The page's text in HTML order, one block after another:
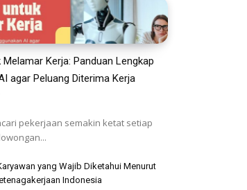
Kerja: Panduan Lengkap
agar Peluang Diterima Kerja
pekerjaan semakin ketat setiap
yang Wajib Diketahui Menurut
Indonesia